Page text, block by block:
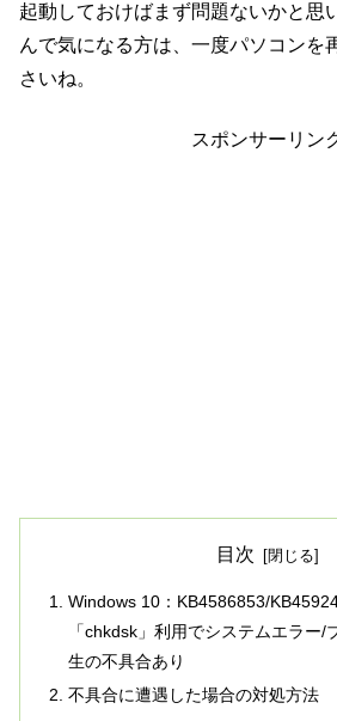
起動しておけばまず問題ないかと思
んで気になる方は、一度パソコンを
さいね。
スポンサーリン
目次
Windows 10：KB4586853/
「chkdsk」利用でシステムエラー/
生の不具合あり
不具合に遭遇した場合の対処方法